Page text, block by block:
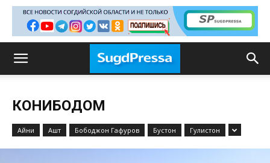
КОНИБОДОМ
Айни Ашт Бободжон Гафуров Бустон Гулистон